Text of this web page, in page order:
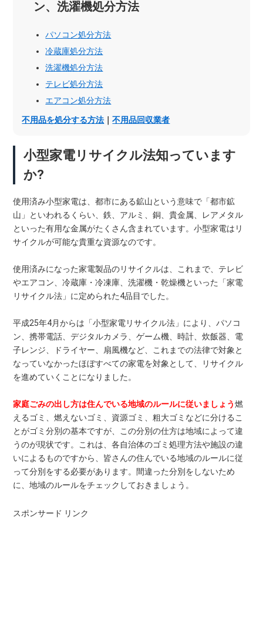
ン、洗濯機処分方法
パソコン処分方法
冷蔵庫処分方法
洗濯機処分方法
テレビ処分方法
エアコン処分方法
不用品を処分する方法 ｜不用品回収業者
小型家電リサイクル法知っています
か?
使用済み小型家電は、都市にある鉱山という意味で「都市鉱
山」といわれるくらい、鉄、アルミ、銅、貴金属、レアメタル
といった有用な金属がたくさん含まれています。小型家電はリ
サイクルが可能な貴重な資源なのです。
使用済みになった家電製品のリサイクルは、これまで、テレビ
やエアコン、冷蔵庫・冷凍庫、洗濯機・乾燥機といった「家電
リサイクル法」に定められた4品目でした。
平成25年4月からは「小型家電リサイクル法」により、パソコ
ン、携帯電話、デジタルカメラ、ゲーム機、時計、炊飯器、電
子レンジ、ドライヤー、扇風機など、これまでの法律で対象と
なっていなかったほぼすべての家電を対象として、リサイクル
を進めていくことになりました。
家庭ごみの出し方は住んでいる地域のルールに従いましょう燃
えるゴミ、燃えないゴミ、資源ゴミ、粗大ゴミなどに分けるこ
とがゴミ分別の基本ですが、この分別の仕方は地域によって違
うのが現状です。これは、各自治体のゴミ処理方法や施設の違
いによるものですから、皆さんの住んでいる地域のルールに従
って分別をする必要があります。間違った分別をしないため
に、地域のルールをチェックしておきましょう。
スポンサード リンク